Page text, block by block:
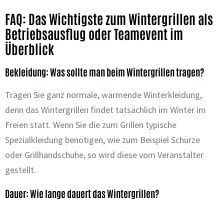
FAQ: Das Wichtigste zum Wintergrillen als
Betriebsausflug oder Teamevent im
Überblick
Bekleidung: Was sollte man beim Wintergrillen tragen?
Tragen Sie ganz normale, wärmende Winterkleidung,
denn das Wintergrillen findet tatsächlich im Winter im
Freien statt. Wenn Sie die zum Grillen typische
Spezialkleidung benötigen, wie zum Beispiel Schürze
oder Grillhandschuhe, so wird diese vom Veranstalter
gestellt.
Dauer: Wie lange dauert das Wintergrillen?